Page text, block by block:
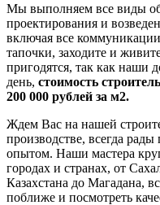
Мы выполняем все виды
проектирования и
включая все
тапочки, заходите и
пригодятся, так как наши
день, стоимость
200 000 рублей за м2.
Ждем Вас на нашей
производстве, всегда
опытом. Наши мастера
городах и странах, от
Казахстана до Магадана,
поближе и посмотреть